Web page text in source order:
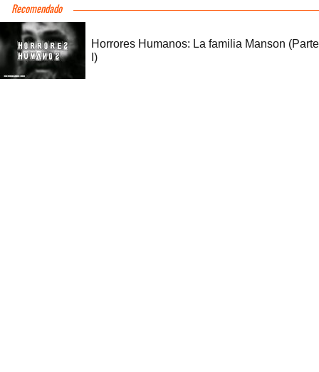
Recomendado
Horrores Humanos: La familia Manson (Parte
I)